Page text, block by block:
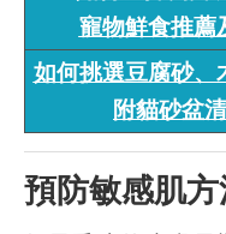
寵物鮮食推薦
如何挑選豆腐砂、
附貓砂盆
預防敏感肌